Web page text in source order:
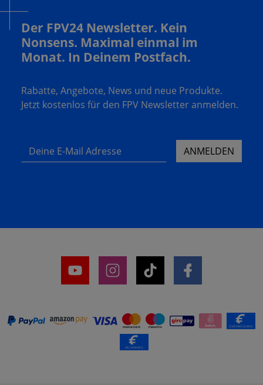
Der FPV24 Newsletter. Kein
Nonsens. Maximal einmal im
Monat. In Deinem Postfach.
Rabatte, Angebote, News und neue Produkte.
Jetzt kostenlos für den FPV Newsletter anmelden.
Deine E-Mail Adresse ANMELDEN